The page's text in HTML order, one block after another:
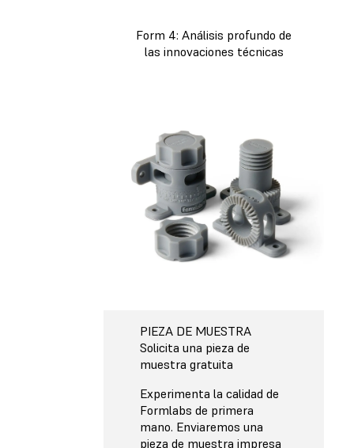
Form 4: Análisis profundo de
las innovaciones técnicas
PIEZA DE MUESTRA
Solicita una pieza de
muestra gratuita
Experimenta la calidad de
Formlabs de primera
mano. Enviaremos una
pieza de muestra impresa